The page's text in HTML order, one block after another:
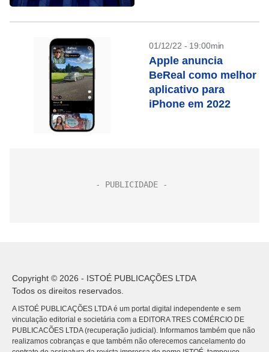
01/12/22 - 19:00min
Apple anuncia
BeReal como melhor
aplicativo para
iPhone em 2022
Copyright © 2026 - ISTOÉ PUBLICAÇÕES LTDA
Todos os direitos reservados.
A ISTOÉ PUBLICAÇÕES LTDA é um portal digital independente e sem
vinculação editorial e societária com a EDITORA TRES COMÉRCIO DE
PUBLICACÕES LTDA (recuperação judicial). Informamos também que não
realizamos cobranças e que também não oferecemos cancelamento do